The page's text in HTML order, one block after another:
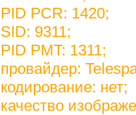
PID PCR: 1420;
SID: 9311;
PID PMT: 1311;
провайдер:
кодирование: нет;
качество